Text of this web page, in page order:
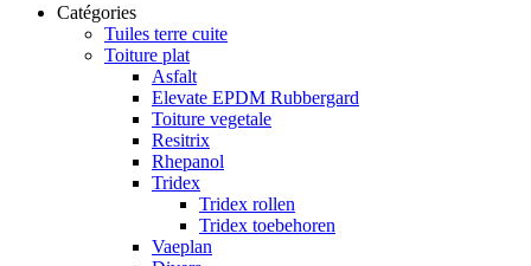
Catégories
Tuiles terre cuite
Toiture plat
Asfalt
Elevate EPDM Rubbergard
Toiture vegetale
Resitrix
Rhepanol
Tridex
Tridex rollen
Tridex toebehoren
Vaeplan